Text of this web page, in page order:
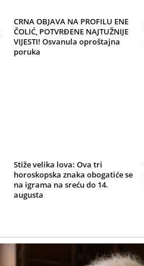
CRNA OBJAVA NA PROFILU ENE
ČOLIĆ, POTVRĐENE NAJTUŽNIJE
VIJESTI! Osvanula oproštajna
poruka
Stiže velika lova: Ova tri
horoskopska znaka obogatiće se
na igrama na sreću do 14.
augusta